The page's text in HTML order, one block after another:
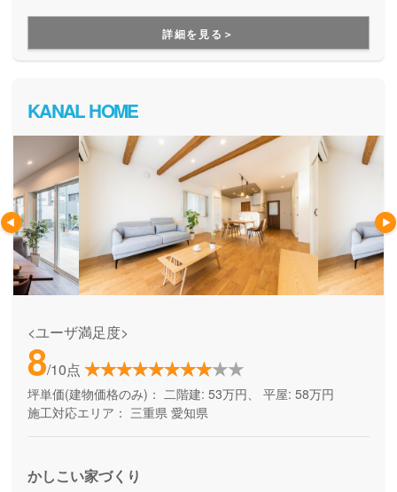
ームです。土地探しや資金計画についてのセミナーを行い、
お客様にもお家づくりの知識を持って頂いた上で一緒にお家
づくりを考えていくという進め方をしているので、お客様自
詳細を見る＞
KANAL HOME
<ユーザ満足度>
8/10点
坪単価(建物価格のみ)： 二階建: 53万円、 平屋: 58万円
施工対応エリア： 三重県 愛知県
かしこい家づくり